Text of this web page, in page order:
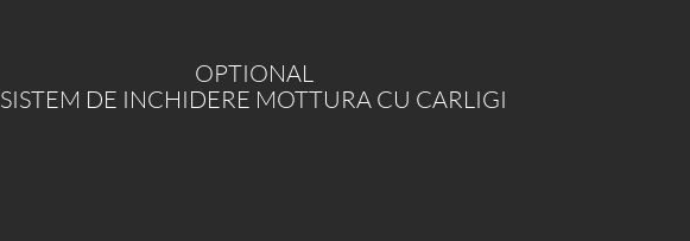
OPTIONAL
SISTEM DE INCHIDERE MOTTURA CU CARLIGI